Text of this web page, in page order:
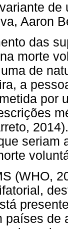
de
Aaron
das
morte
de
a
por
seriam
(WHO,
países de